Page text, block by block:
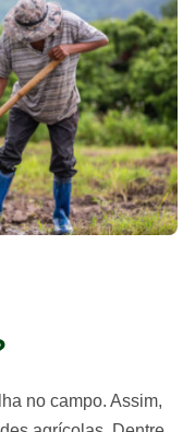
no campo. Assim,